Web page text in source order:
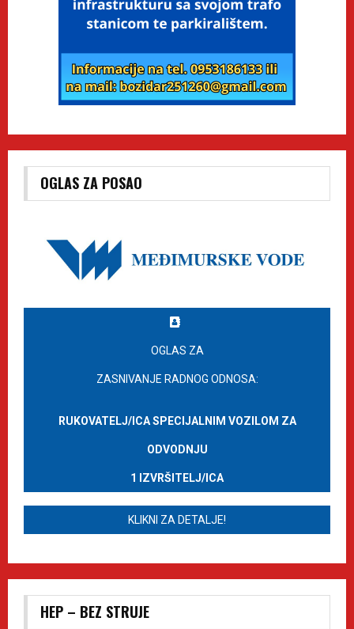
OGLAS ZA POSAO
OGLAS ZA
ZASNIVANJE RADNOG ODNOSA:
RUKOVATELJ/ICA SPECIJALNIM VOZILOM ZA
ODVODNJU
1 IZVRŠITELJ/ICA
KLIKNI ZA DETALJE!
HEP – BEZ STRUJE